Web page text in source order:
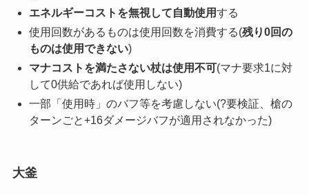
エネルギーコストを無視して自動使用する
使用回数があるものは使用回数を消費する(残り0回の
ものは使用できない)
マナコストを満たさない杖は使用不可(マナ要求1に対
して0供給であれば使用しない)
一部「使用時」のバフ等を考慮しない(?要検証、槍の
ターンごと+16ダメージバフが適用されなかった)
大釜